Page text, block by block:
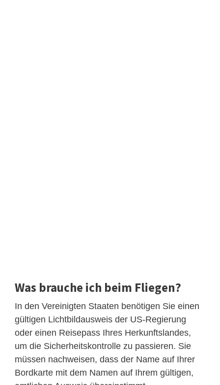
Was brauche ich beim Fliegen?
In den Vereinigten Staaten benötigen Sie einen
gültigen Lichtbildausweis der US-Regierung
oder einen Reisepass Ihres Herkunftslandes,
um die Sicherheitskontrolle zu passieren. Sie
müssen nachweisen, dass der Name auf Ihrer
Bordkarte mit dem Namen auf Ihrem gültigen,